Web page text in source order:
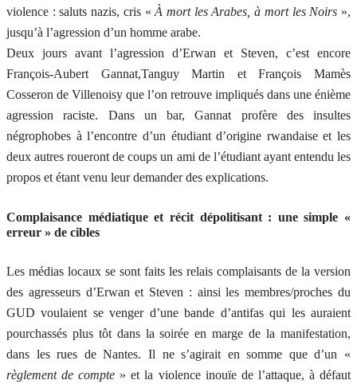
violence : saluts nazis, cris «À mort les Arabes, à mort les Noirs »,
jusqu’à l’agression d’un homme arabe.
Deux jours avant l’agression d’Erwan et Steven, c’est encore
François-Aubert Gannat,Tanguy Martin et François Mamès
Cosseron de Villenoisy que l’on retrouve impliqués dans une énième
agression raciste. Dans un bar, Gannat profère des insultes
négrophobes à l’encontre d’un étudiant d’origine rwandaise et les
deux autres roueront de coups un ami de l’étudiant ayant entendu les
propos et étant venu leur demander des explications.
Complaisance médiatique et récit dépolitisant : une simple «
erreur » de cibles
Les médias locaux se sont faits les relais complaisants de la version
des agresseurs d’Erwan et Steven : ainsi les membres/proches du
GUD voulaient se venger d’une bande d’antifas qui les auraient
pourchassés plus tôt dans la soirée en marge de la manifestation,
dans les rues de Nantes. Il ne s’agirait en somme que d’un «
règlement de compte » et la violence inouïe de l’attaque, à défaut